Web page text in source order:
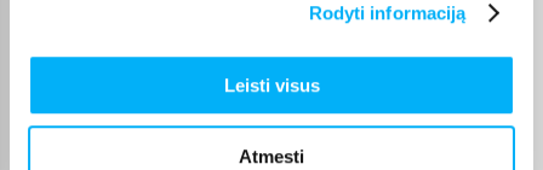
Rodyti informaciją
Leisti visus
Atmesti
Kokie TACX Dviračiai treniruokliai kategorijoje